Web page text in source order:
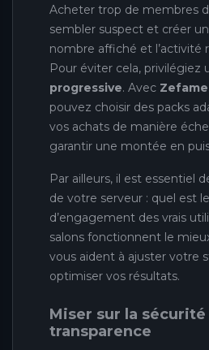
Acheter trop de membres
sembler suspect et créer
nombre affiché et l’activité
Pour éviter cela, privilégiez
progressive. Avec
pouvez choisir des packs
vos achats de manière
garantir une montée en
Par ailleurs, il est essentiel
de votre serveur : quel est
d’engagement des vrais
salons fonctionnent le
vous aident à ajuster votre
optimiser vos résultats.
Miser sur la sécurité
transparence